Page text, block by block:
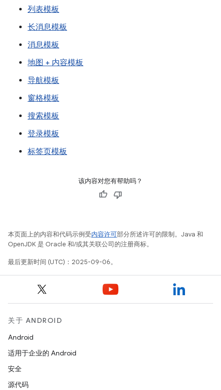
列表模板
长消息模板
消息模板
地图 + 内容模板
导航模板
窗格模板
搜索模板
登录模板
标签页模板
该内容对您有帮助吗？
本页面上的内容和代码示例受内容许可部分所述许可的限制。Java 和
OpenJDK 是 Oracle 和/或其关联公司的注册商标。
最后更新时间 (UTC)：2025-09-06。
关于 ANDROID
Android
适用于企业的 Android
安全
源代码